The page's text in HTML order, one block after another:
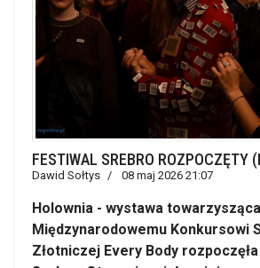
FESTIWAL SREBRO ROZPOCZĘTY
Dawid Sołtys 08 maj 2026 21:07
Holownia - wystawa
Międzynarodowemu Konkursowi
Złotniczej Every Body